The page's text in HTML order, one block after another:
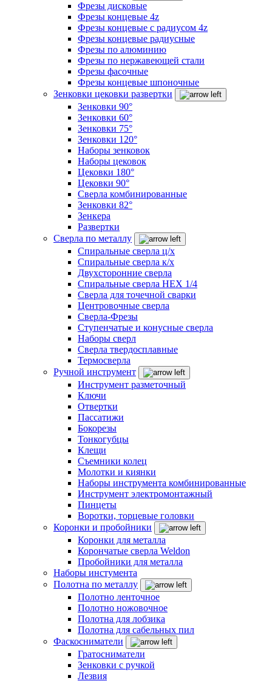
Фрезы дисковые
Фрезы концевые 4z
Фрезы концевые с радиусом 4z
Фрезы концевые радиусные
Фрезы по алюминию
Фрезы по нержавеющей стали
Фрезы фасочные
Фрезы концевые шпоночные
Зенковки цековки развертки
Зенковки 90°
Зенковки 60°
Зенковки 75°
Зенковки 120°
Наборы зенковок
Наборы цековок
Цековки 180°
Цековки 90°
Сверла комбинированные
Зенковки 82°
Зенкера
Развертки
Сверла по металлу
Спиральные сверла ц/х
Спиральные сверла к/х
Двухсторонние сверла
Спиральные сверла HEX 1/4
Сверла для точечной сварки
Центровочные сверла
Сверла-Фрезы
Ступенчатые и конусные сверла
Наборы сверл
Сверла твердосплавные
Термосверла
Ручной инструмент
Инструмент разметочный
Ключи
Отвертки
Пассатижи
Бокорезы
Тонкогубцы
Клещи
Съемники колец
Молотки и киянки
Наборы инструмента комбинированные
Инструмент электромонтажный
Пинцеты
Воротки, торцевые головки
Коронки и пробойники
Коронки для металла
Корончатые сверла Weldon
Пробойники для металла
Наборы инстумента
Полотна по металлу
Полотно ленточное
Полотно ножовочное
Полотна для лобзика
Полотна для сабельных пил
Фаскосниматели
Гратосниматели
Зенковки с ручкой
Лезвия